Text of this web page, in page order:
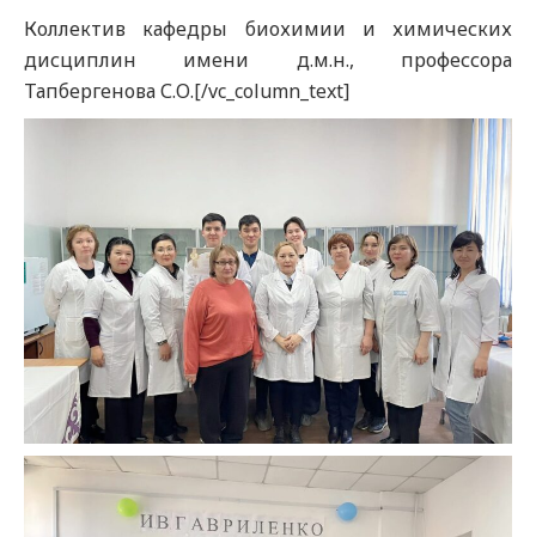
Коллектив кафедры биохимии и химических
дисциплин имени д.м.н., профессора
Тапбергенова С.О.[/vc_column_text]